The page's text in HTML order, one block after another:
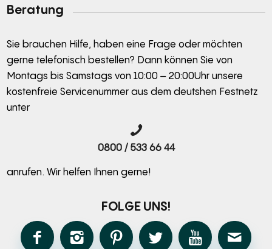
Beratung
Sie brauchen Hilfe, haben eine Frage oder möchten
gerne telefonisch bestellen? Dann können Sie von
Montags bis Samstags von 10:00 – 20:00Uhr unsere
kostenfreie Servicenummer aus dem deutshen Festnetz
unter
0800 / 533 66 44
anrufen. Wir helfen Ihnen gerne!
FOLGE UNS!